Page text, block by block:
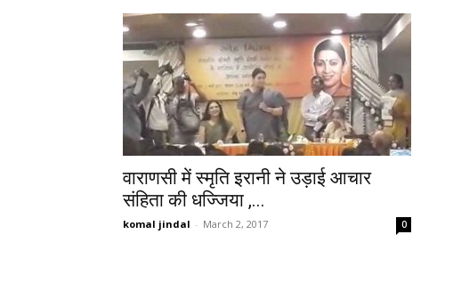
वाराणसी में स्मृति इरानी ने उड़ाई आचार
संहिता की धज्जिया ,...
komal jindal - March 2, 2017 0